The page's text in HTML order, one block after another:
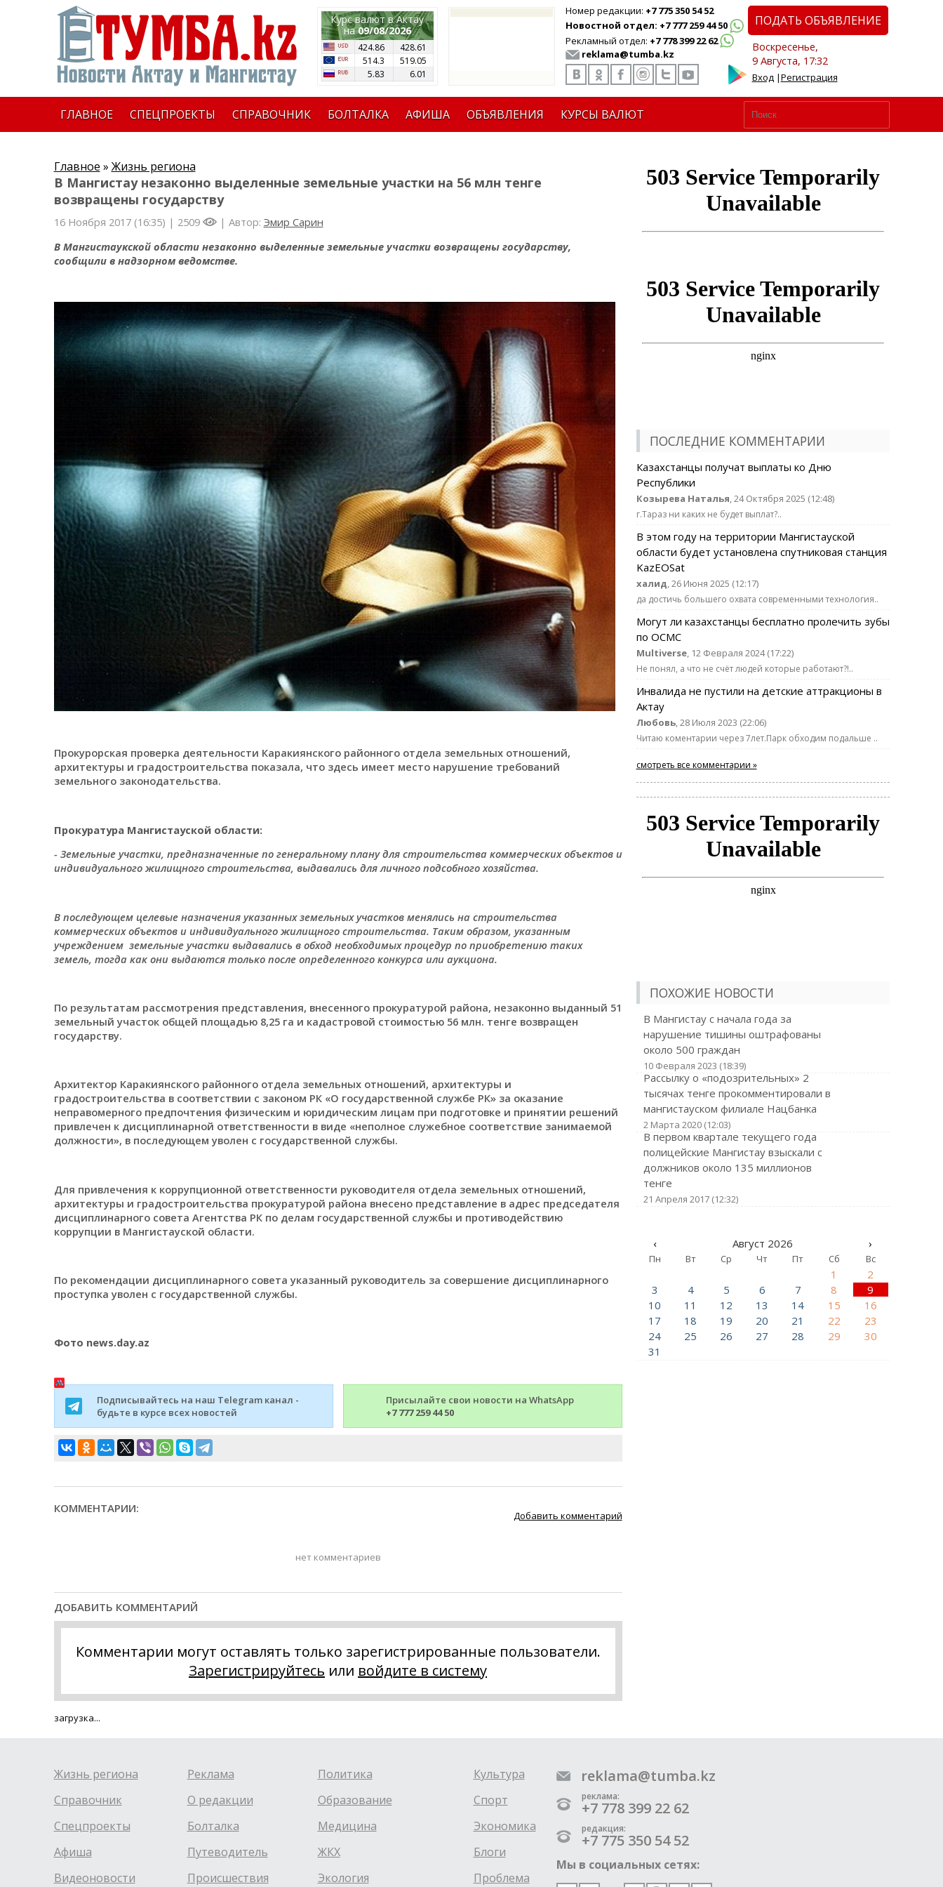
Курс валют в Актау
на09/08/2026
424.86
428.61
514.3
519.05
5.83
6.01
Номер редакции: +7 775 350 54 52
Новостной отдел: +7 777 259 44 50
Рекламный отдел: +7 778 399 22 62
reklama@tumba.kz
ПОДАТЬ ОБЪЯВЛЕНИЕ
Воскресенье,
9 Августа, 17:32
Вход|Регистрация
ГЛАВНОЕ СПЕЦПРОЕКТЫ СПРАВОЧНИК БОЛТАЛКА АФИША ОБЪЯВЛЕНИЯ КУРСЫ ВАЛЮТ
Главное » Жизнь региона
В Мангистау незаконно выделенные земельные участки на 56 млн тенге
возвращены государству
16 Ноября 2017 (16:35) | 2509 | Автор: Эмир Сарин
В Мангистаукской области незаконно выделенные земельные участки возвращены государству,
сообщили в надзорном ведомстве.
Прокурорская проверка деятельности Каракиянского районного отдела земельных отношений,
архитектуры и градостроительства показала, что здесь имеет место нарушение требований
земельного законодательства.
Прокуратура Мангистауской области:
- Земельные участки, предназначенные по генеральному плану для строительства коммерческих объектов и
индивидуального жилищного строительства, выдавались для личного подсобного хозяйства.
В последующем целевые назначения указанных земельных участков менялись на строительства
коммерческих объектов и индивидуального жилищного строительства. Таким образом, указанным
учреждением земельные участки выдавались в обход необходимых процедур по приобретению таких
земель, тогда как они выдаются только после определенного конкурса или аукциона.
По результатам рассмотрения представления, внесенного прокуратурой района, незаконно выданный 51
земельный участок общей площадью 8,25 га и кадастровой стоимостью 56 млн. тенге возвращен
государству.
Архитектор Каракиянского районного отдела земельных отношений, архитектуры и
градостроительства в соответствии с законом РК «О государственной службе РК» за оказание
неправомерного предпочтения физическим и юридическим лицам при подготовке и принятии решений
привлечен к дисциплинарной ответственности в виде «неполное служебное соответствие занимаемой
должности», в последующем уволен с государственной службы.
Для привлечения к коррупционной ответственности руководителя отдела земельных отношений,
архитектуры и градостроительства прокуратурой района внесено представление в адрес председателя
дисциплинарного совета Агентства РК по делам государственной службы и противодействию
коррупции в Мангистауской области.
По рекомендации дисциплинарного совета указанный руководитель за совершение дисциплинарного
проступка уволен с государственной службы.
Фото news.day.az
Подписывайтесь на наш Telegram канал -
будьте в курсе всех новостей
Присылайте свои новости на WhatsApp
+7 777 259 44 50
КОММЕНТАРИИ:
Добавить комментарий
нет комментариев
ДОБАВИТЬ КОММЕНТАРИЙ
Комментарии могут оставлять только зарегистрированные пользователи.
Зарегистрируйтесь или войдите в систему
загрузка...
ПОСЛЕДНИЕ КОММЕНТАРИИ
Казахстанцы получат выплаты ко Дню
Республики
Козырева Наталья, 24 Октября 2025 (12:48)
г.Тараз ни каких не будет выплат?..
В этом году на территории Мангистауской
области будет установлена спутниковая станция
KazEOSat
халид, 26 Июня 2025 (12:17)
да достичь большего охвата современными технология..
Могут ли казахстанцы бесплатно пролечить зубы
по ОСМС
Multiverse, 12 Февраля 2024 (17:22)
Не понял, а что не счёт людей которые работают?!..
Инвалида не пустили на детские аттракционы в
Актау
Любовь, 28 Июля 2023 (22:06)
Читаю коментарии через 7лет.Парк обходим подальше ..
смотреть все комментарии »
ПОХОЖИЕ НОВОСТИ
В Мангистау с начала года за
нарушение тишины оштрафованы
около 500 граждан
10 Февраля 2023 (18:39)
Рассылку о «подозрительных» 2
тысячах тенге прокомментировали в
мангистауском филиале Нацбанка
2 Марта 2020 (12:03)
В первом квартале текущего года
полицейские Мангистау взыскали с
должников около 135 миллионов
тенге
21 Апреля 2017 (12:32)
‹ Август 2026 ›
Пн Вт Ср Чт Пт Сб Вс
1
2
3
4 5 6 7 8
9
10
11 12 13 14 15
16
17
18 19 20 21 22
23
24
25 26 27 28 29
30
31
Жизнь региона
Справочник
Спецпроекты
Афиша
Видеоновости
Реклама
О редакции
Болталка
Путеводитель
Происшествия
Политика
Образование
Медицина
ЖКХ
Экология
Культура
Спорт
Экономика
Блоги
Проблема
reklama@tumba.kz
реклама:
+7 778 399 22 62
редакция:
+7 775 350 54 52
Мы в социальных сетях: